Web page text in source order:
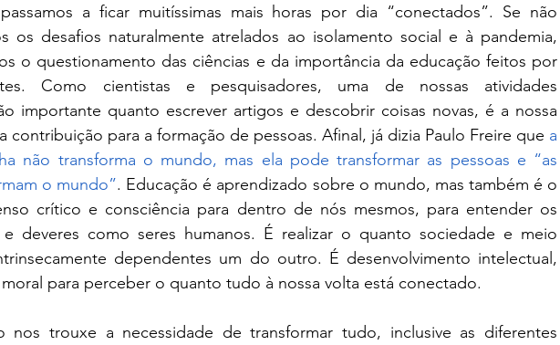
a ficar muitíssimas mais horas por dia “conectados”. Se não
os desafios naturalmente atrelados ao isolamento social e à pandemia,
o questionamento das ciências e da importância da educação feitos por
Como cientistas e pesquisadores, uma de nossas atividades
importante quanto escrever artigos e descobrir coisas novas, é a nossa
contribuição para a formação de pessoas. Afinal, já dizia Paulo Freire que a
não transforma o mundo, mas ela pode transformar as pessoas e “as
o mundo”. Educação é aprendizado sobre o mundo, mas também é o
crítico e consciência para dentro de nós mesmos, para entender os
deveres como seres humanos. É realizar o quanto sociedade e meio
dependentes um do outro. É desenvolvimento intelectual,
para perceber o quanto tudo à nossa volta está conectado.
nos trouxe a necessidade de transformar tudo, inclusive as diferentes